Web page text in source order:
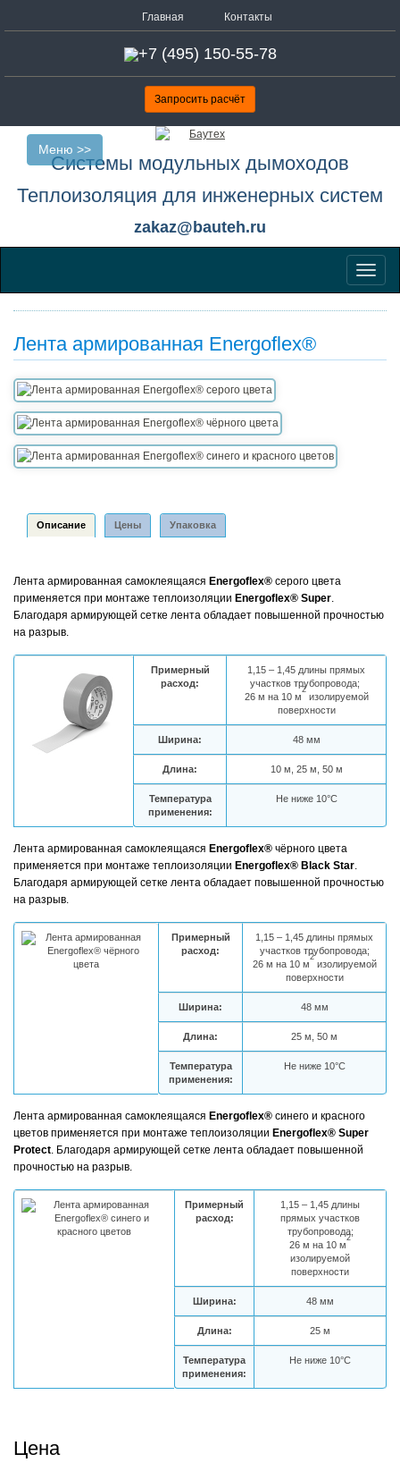
Главная Контакты
+7 (495) 150-55-78
Запросить расчёт
Системы модульных дымоходов
Теплоизоляция для инженерных систем
zakaz@bauteh.ru
Меню
Меню >>
Лента армированная Energoflex®
Описание Цены Упаковка
Лента армированная самоклеящаяся Energoflex® серого цвета
применяется при монтаже теплоизоляции Energoflex® Super.
Благодаря армирующей сетке лента обладает повышенной прочностью
на разрыв.
Примерный
расход:
1,15 – 1,45 длины прямых
участков трубопровода;
26 м на 10 м
2
изолируемой
поверхности
Ширина: 48 мм
Длина: 10 м, 25 м, 50 м
Температура
применения:
Не ниже 10°С
Лента армированная самоклеящаяся Energoflex® чёрного цвета
применяется при монтаже теплоизоляции Energoflex® Black Star.
Благодаря армирующей сетке лента обладает повышенной прочностью
на разрыв.
Примерный
расход:
1,15 – 1,45 длины прямых
участков трубопровода;
26 м на 10 м
2
изолируемой
поверхности
Ширина: 48 мм
Длина: 25 м, 50 м
Температура
применения:
Не ниже 10°С
Лента армированная самоклеящаяся Energoflex® синего и красного
цветов применяется при монтаже теплоизоляции Energoflex® Super
Protect. Благодаря армирующей сетке лента обладает повышенной
прочностью на разрыв.
Примерный
расход:
1,15 – 1,45 длины
прямых участков
трубопровода;
26 м на 10 м
2
изолируемой
поверхности
Ширина: 48 мм
Длина: 25 м
Температура
применения:
Не ниже 10°С
Цена